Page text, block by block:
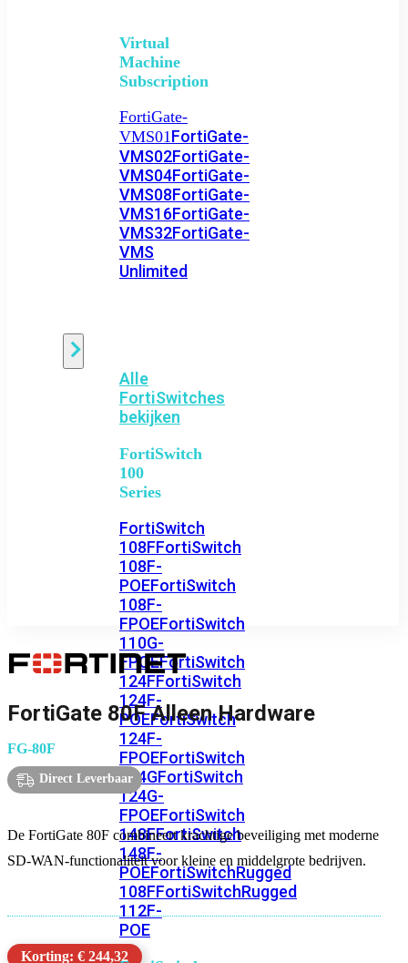
Virtual
Machine
Subscription
FortiGate-
VMS01FortiGate-
VMS02FortiGate-
VMS04FortiGate-
VMS08FortiGate-
VMS16FortiGate-
VMS32FortiGate-
VMS
Unlimited
Alle
FortiSwitches
bekijken
FortiSwitch
100
Series
FortiSwitch
108FFortiSwitch
108F-
POEFortiSwitch
108F-
FPOEFortiSwitch
110G-
FPOEFortiSwitch
124FFortiSwitch
124F-
POEFortiSwitch
124F-
FPOEFortiSwitch
124GFortiSwitch
124G-
FPOEFortiSwitch
148FFortiSwitch
148F-
POEFortiSwitchRugged
108FFortiSwitchRugged
112F-
POE
FortiGate 80F Alleen Hardware
FG-80F
Direct Leverbaar
De FortiGate 80F combineert krachtige beveiliging met moderne
SD-WAN-functionaliteit voor kleine en middelgrote bedrijven.
Korting: € 244,32